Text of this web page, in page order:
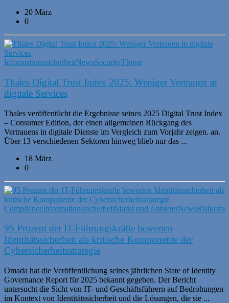
20 März
0
InformationssicherheitNewsSecurityThreat
Thales Digital Trust Index 2025: Weniger Vertrauen in
digitale Services
Thales veröffentlicht die Ergebnisse seines 2025 Digital Trust Index
– Consumer Edition, der einen allgemeinen Rückgang des
Vertrauens in digitale Dienste im Vergleich zum Vorjahr zeigen. an.
Über 13 verschiedenen Sektoren hinweg blieb nur das ...
18 März
0
ComplianceInformationssicherheitMarkt und AnbieterNews
95 Prozent der IT-Führungskräfte bewerten
Identitätssicherheit als kritische Komponente der
Cybersicherheitsstrategie
Omada hat die Veröffentlichung seines jährlichen State of Identity
Governance Report für 2025 bekannt gegeben. Der Bericht
untersucht die Sicht von IT- und Geschäftsführern auf Bedrohungen
im Kontext von Identitätssicherheit und die Lösungen, die sie ...